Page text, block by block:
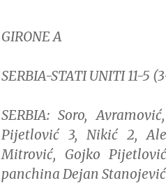
GIRONE A
SERBIA-STATI UNITI 11-5
SERBIA: Soro,
Pijetlović 3, Nikić 2,
Mitrović, Gojko
panchina Dejan